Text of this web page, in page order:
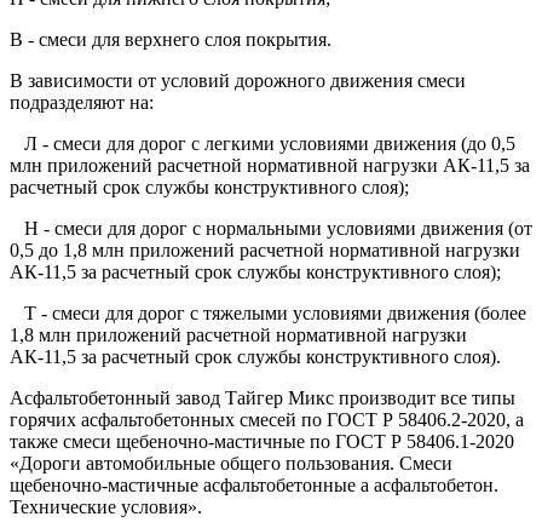
В - смеси для верхнего слоя покрытия.
В зависимости от условий дорожного движения смеси
подразделяют на:
Л - смеси для дорог с легкими условиями движения (до 0,5
млн приложений расчетной нормативной нагрузки АК-11,5 за
расчетный срок службы конструктивного слоя);
Н - смеси для дорог с нормальными условиями движения (от
0,5 до 1,8 млн приложений расчетной нормативной нагрузки
АК-11,5 за расчетный срок службы конструктивного слоя);
Т - смеси для дорог с тяжелыми условиями движения (более
1,8 млн приложений расчетной нормативной нагрузки
АК-11,5 за расчетный срок службы конструктивного слоя).
Асфальтобетонный завод Тайгер Микс производит все типы
горячих асфальтобетонных смесей по ГОСТ Р 58406.2-2020, а
также смеси щебеночно-мастичные по ГОСТ Р 58406.1-2020
«Дороги автомобильные общего пользования. Смеси
щебеночно-мастичные асфальтобетонные а асфальтобетон.
Технические условия».